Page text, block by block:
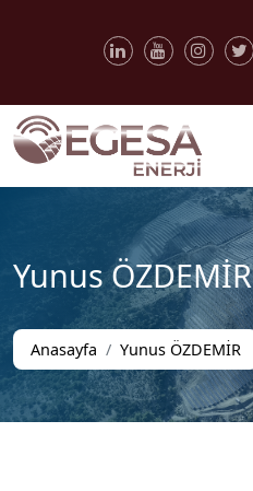
Yunus ÖZDEMİR
Anasayfa Yunus ÖZDEMİR